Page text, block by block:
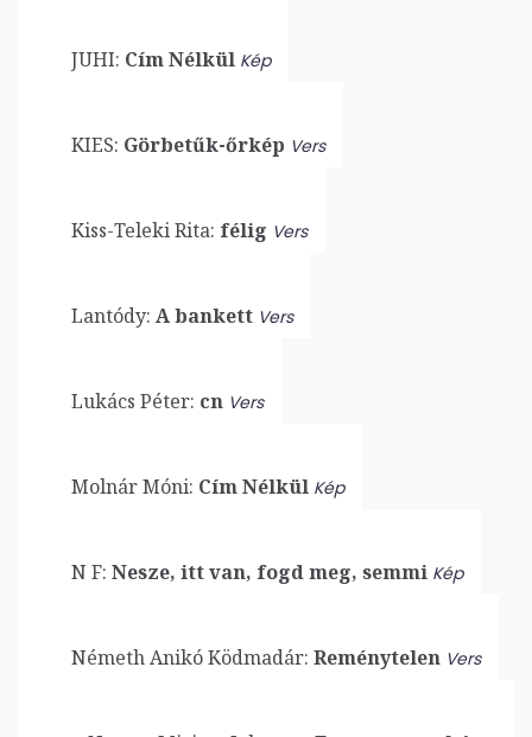
JUHI: Cím Nélkül Kép
KIES: Görbetűk-őrkép Vers
Kiss-Teleki Rita: félig Vers
Lantódy: A bankett Vers
Lukács Péter: cn Vers
Molnár Móni: Cím Nélkül Kép
N F: Nesze, itt van, fogd meg, semmi Kép
Németh Anikó Ködmadár: Reménytelen Vers